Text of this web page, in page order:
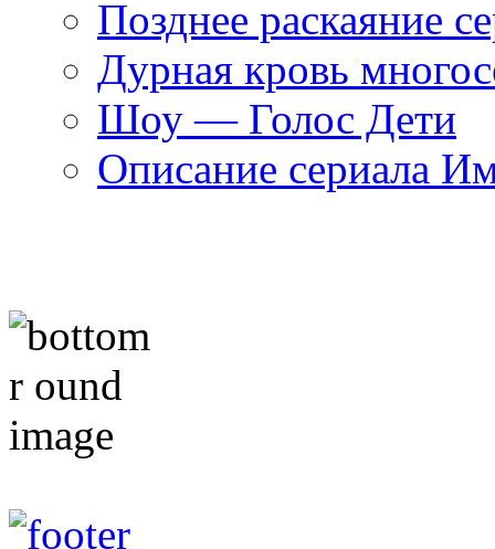
Позднее раскаяние
Дурная кровь
Шоу — Голос Дети
Описание сериала